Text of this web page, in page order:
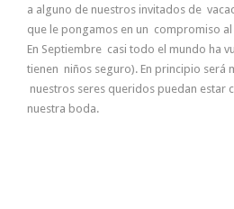
a alguno de nuestros invitados de
que le pongamos en un compromiso
En Septiembre casi todo el mundo ha
tienen niños seguro). En principio será
nuestros seres queridos puedan estar
nuestra boda.